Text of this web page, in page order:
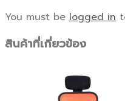
You must be logged in
สินค้าที่เกี่ยวข้อง